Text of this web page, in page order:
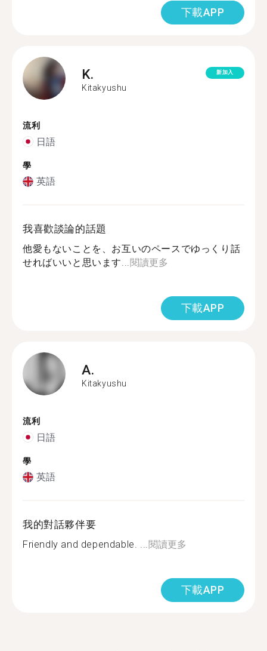
下載APP
K.
Kitakyushu
新加入
流利
日語
學
英語
我喜歡談論的話題
他愛もないことを、お互いのペースでゆっくり話
せればいいと思います...閱讀更多
下載APP
A.
Kitakyushu
流利
日語
學
英語
我的對話夥伴要
Friendly and dependable. ...閱讀更多
下載APP